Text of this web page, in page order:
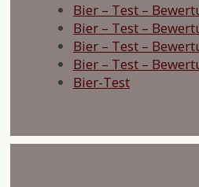
Bier – Test –
Bier – Test –
Bier – Test –
Bier – Test –
Bier-Test